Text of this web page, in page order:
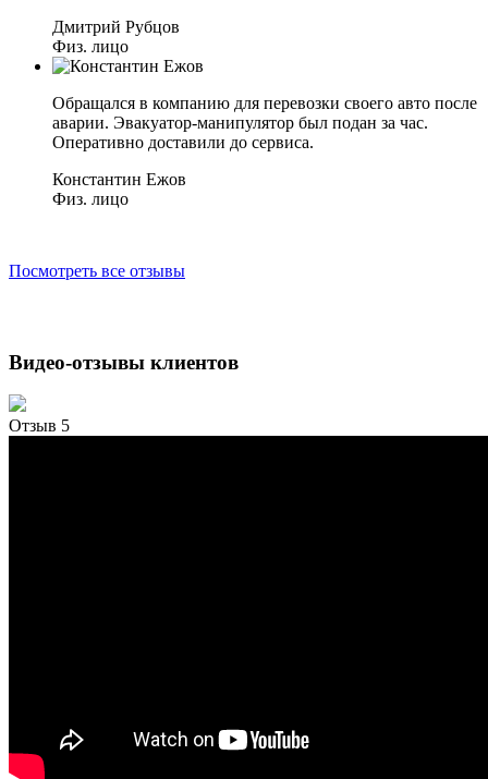
Дмитрий Рубцов
Физ. лицо
Обращался в компанию для перевозки своего авто после
аварии. Эвакуатор-манипулятор был подан за час.
Оперативно доставили до сервиса.
Константин Ежов
Физ. лицо
Посмотреть все отзывы
Видео-отзывы клиентов
Отзыв 5